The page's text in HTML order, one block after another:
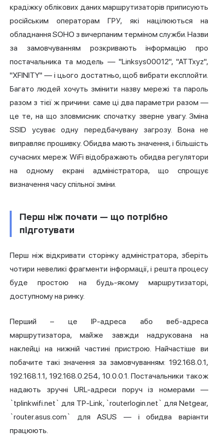
крадіжку облікових даних маршрутизаторів приписують
російським операторам ГРУ, які націлюються на
обладнання SOHO з вичерпаним терміном служби. Назви
за замовчуванням розкривають інформацію про
постачальника та модель — "Linksys00012", "ATTxyz",
"XFINITY" — і цього достатньо, щоб вибрати експлойти.
Багато людей хочуть змінити назву мережі та пароль
разом з тієї ж причини: саме ці два параметри разом —
це те, на що зловмисник спочатку зверне увагу. Зміна
SSID усуває одну передбачувану загрозу. Вона не
виправляє прошивку. Обидва мають значення, і більшість
сучасних мереж WiFiвідображають обидва регулятори
на одному екрані адміністратора, що спрощує
визначення часу спільної зміни.
Перш ніж почати — що потрібно
підготувати
Перш ніж відкривати сторінку адміністратора, зберіть
чотири невеликі фрагменти інформації, і решта процесу
буде простою на будь-якому маршрутизаторі,
доступному на ринку.
Перший – це IP-адреса або веб-адреса
маршрутизатора, майже завжди надрукована на
наклейці на нижній частині пристрою. Найчастіше ви
побачите такі значення за замовчуванням: 192.168.0.1,
192.168.1.1, 192.168.0.254, 10.0.0.1. Постачальники також
надають зручні URL-адреси поруч із номерами —
`tplinkwifi.net` для TP-Link, `routerlogin.net` для Netgear,
`router.asus.com` для ASUS — і обидва варіанти
працюють.